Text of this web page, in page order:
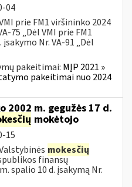
04
prie FM1 viršininko 2024
75 „Dėl VMI prie FM1
įsakymo Nr. VA-91 „Dėl
pakeitimai: MĮP 2021 »
pakeitimai nuo 2024
2002 m. gegužės 17 d.
mokėtojo
15
mokesčių
finansų
spalio 10 d. įsakymą Nr.